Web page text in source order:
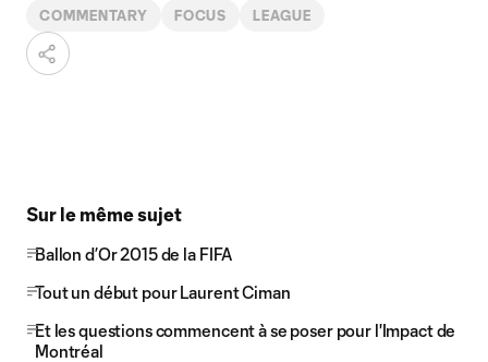
COMMENTARY FOCUS LEAGUE
Sur le même sujet
Ballon d’Or 2015 de la FIFA
Tout un début pour Laurent Ciman
Et les questions commencent à se poser pour l'Impact de
Montréal